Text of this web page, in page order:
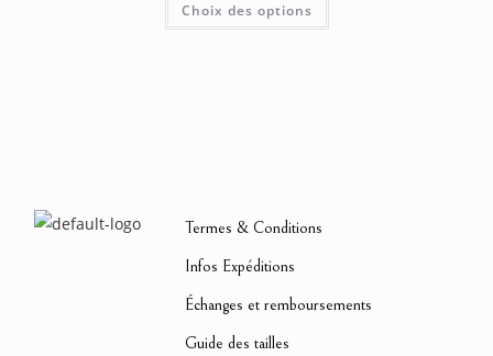
Choix des options
Termes & Conditions
Infos Expéditions
Échanges et remboursements
Guide des tailles